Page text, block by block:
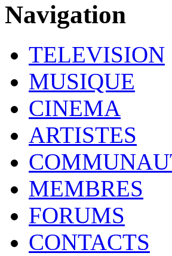
Navigation
TELEVISION
MUSIQUE
CINEMA
ARTISTES
MEMBRES
FORUMS
CONTACTS